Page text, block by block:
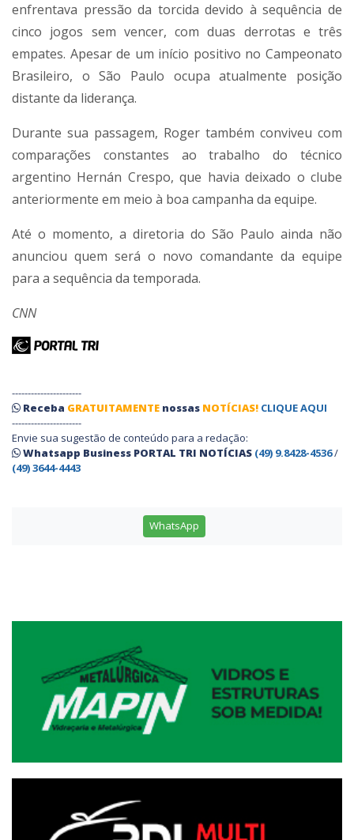
enfrentava pressão da torcida devido à sequência de
cinco jogos sem vencer, com duas derrotas e três
empates. Apesar de um início positivo no Campeonato
Brasileiro, o São Paulo ocupa atualmente posição
distante da liderança.
Durante sua passagem, Roger também conviveu com
comparações constantes ao trabalho do técnico
argentino Hernán Crespo, que havia deixado o clube
anteriormente em meio à boa campanha da equipe.
Até o momento, a diretoria do São Paulo ainda não
anunciou quem será o novo comandante da equipe
para a sequência da temporada.
CNN
----------------------
Receba GRATUITAMENTE nossas NOTÍCIAS! CLIQUE AQUI
----------------------
Envie sua sugestão de conteúdo para a redação:
Whatsapp Business PORTAL TRI NOTÍCIAS (49) 9.8428-4536/
(49) 3644-4443
WhatsApp